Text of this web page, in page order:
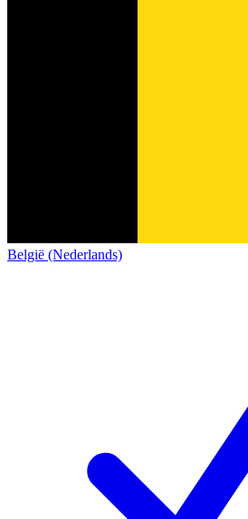
België (Nederlands)